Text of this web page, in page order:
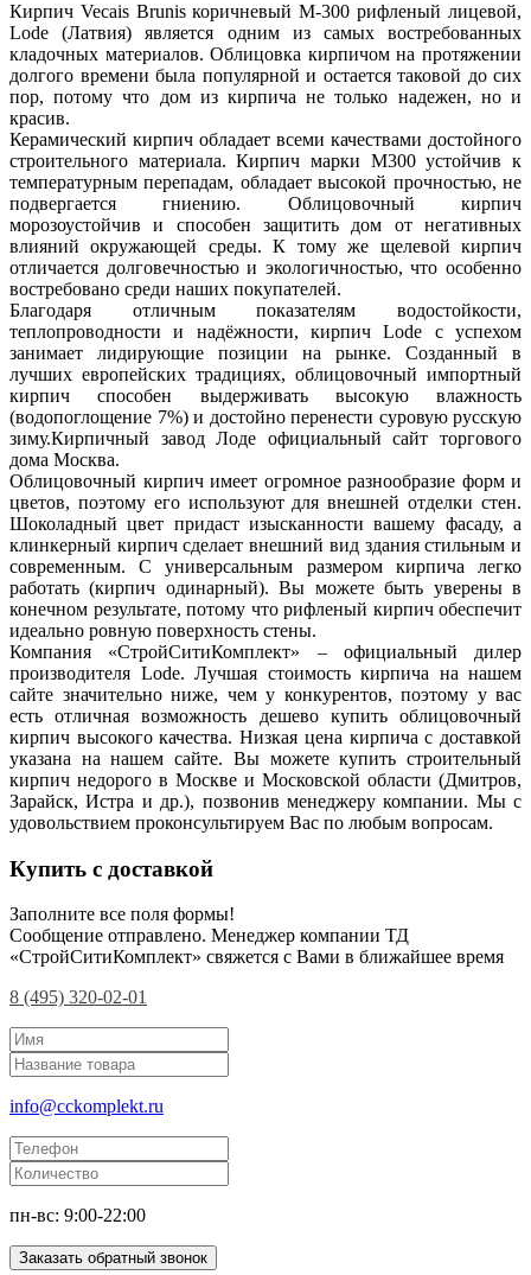
Кирпич Vecais Brunis коричневый М-300 рифленый лицевой,
Lode (Латвия) является одним из самых востребованных
кладочных материалов. Облицовка кирпичом на протяжении
долгого времени была популярной и остается таковой до сих
пор, потому что дом из кирпича не только надежен, но и
красив.
Керамический кирпич обладает всеми качествами достойного
строительного материала. Кирпич марки М300 устойчив к
температурным перепадам, обладает высокой прочностью, не
подвергается гниению. Облицовочный кирпич
морозоустойчив и способен защитить дом от негативных
влияний окружающей среды. К тому же щелевой кирпич
отличается долговечностью и экологичностью, что особенно
востребовано среди наших покупателей.
Благодаря отличным показателям водостойкости,
теплопроводности и надёжности, кирпич Lode с успехом
занимает лидирующие позиции на рынке. Созданный в
лучших европейских традициях, облицовочный импортный
кирпич способен выдерживать высокую влажность
(водопоглощение 7%) и достойно перенести суровую русскую
зиму.Кирпичный завод Лоде официальный сайт торгового
дома Москва.
Облицовочный кирпич имеет огромное разнообразие форм и
цветов, поэтому его используют для внешней отделки стен.
Шоколадный цвет придаст изысканности вашему фасаду, а
клинкерный кирпич сделает внешний вид здания стильным и
современным. С универсальным размером кирпича легко
работать (кирпич одинарный). Вы можете быть уверены в
конечном результате, потому что рифленый кирпич обеспечит
идеально ровную поверхность стены.
Компания «СтройСитиКомплект» – официальный дилер
производителя Lode. Лучшая стоимость кирпича на нашем
сайте значительно ниже, чем у конкурентов, поэтому у вас
есть отличная возможность дешево купить облицовочный
кирпич высокого качества. Низкая цена кирпича с доставкой
указана на нашем сайте. Вы можете купить строительный
кирпич недорого в Москве и Московской области (Дмитров,
Зарайск, Истра и др.), позвонив менеджеру компании. Мы с
удовольствием проконсультируем Вас по любым вопросам.
Купить с доставкой
Заполните все поля формы!
Сообщение отправлено. Менеджер компании ТД
«СтройСитиКомплект» свяжется с Вами в ближайшее время
8 (495) 320-02-01
info@cckomplekt.ru
пн-вс: 9:00-22:00
Заказать обратный звонок